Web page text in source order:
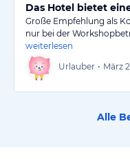
Das Hotel bietet
Große Empfehlung als
nur bei der
weiterlesen
Urlauber • März
Alle